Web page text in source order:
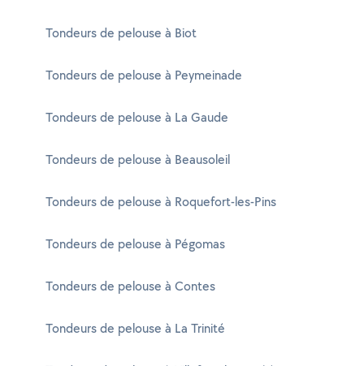
Tondeurs de pelouse à Biot
Tondeurs de pelouse à Peymeinade
Tondeurs de pelouse à La Gaude
Tondeurs de pelouse à Beausoleil
Tondeurs de pelouse à Roquefort-les-Pins
Tondeurs de pelouse à Pégomas
Tondeurs de pelouse à Contes
Tondeurs de pelouse à La Trinité